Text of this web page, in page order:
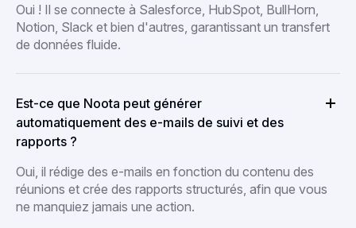
Oui ! Il se connecte à Salesforce, HubSpot, BullHorn,
Notion, Slack et bien d'autres, garantissant un transfert
de données fluide.
Est-ce que Noota peut générer
automatiquement des e-mails de suivi et des
rapports ?
Oui, il rédige des e-mails en fonction du contenu des
réunions et crée des rapports structurés, afin que vous
ne manquiez jamais une action.